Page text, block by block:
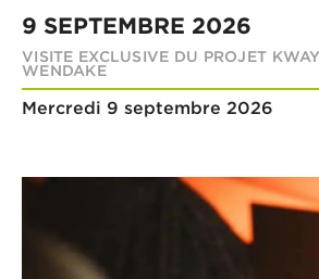
9 SEPTEMBRE 2026
VISITE EXCLUSIVE DU PROJET
WENDAKE
Mercredi 9 septembre 2026